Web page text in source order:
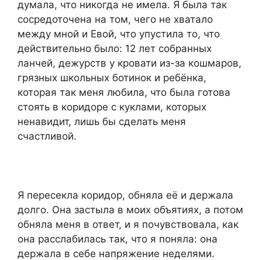
думала, что никогда не имела. Я была так
сосредоточена на том, чего не хватало
между мной и Евой, что упустила то, что
действительно было: 12 лет собранных
ланчей, дежурств у кровати из-за кошмаров,
грязных школьных ботинок и ребёнка,
которая так меня любила, что была готова
стоять в коридоре с куклами, которых
ненавидит, лишь бы сделать меня
счастливой.
Я пересекла коридор, обняла её и держала
долго. Она застыла в моих объятиях, а потом
обняла меня в ответ, и я почувствовала, как
она расслабилась так, что я поняла: она
держала в себе напряжение неделями.